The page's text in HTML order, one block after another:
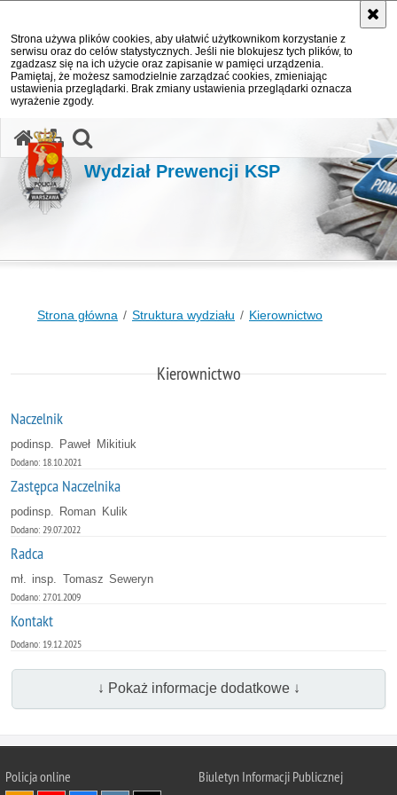
Strona używa plików cookies, aby ułatwić użytkownikom korzystanie z
serwisu oraz do celów statystycznych. Jeśli nie blokujesz tych plików, to
zgadzasz się na ich użycie oraz zapisanie w pamięci urządzenia.
Pamiętaj, że możesz samodzielnie zarządzać cookies, zmieniając
ustawienia przeglądarki. Brak zmiany ustawienia przeglądarki oznacza
wyrażenie zgody.
Wydział Prewencji KSP
Strona główna Struktura wydziału Kierownictwo
Kierownictwo
Naczelnik
podinsp. Paweł Mikitiuk
Dodano: 18.10.2021
Zastępca Naczelnika
podinsp. Roman Kulik
Dodano: 29.07.2022
Radca
mł. insp. Tomasz Seweryn
Dodano: 27.01.2009
Kontakt
Dodano: 19.12.2025
↓ Pokaż informacje dodatkowe ↓
Policja online Biuletyn Informacji Publicznej